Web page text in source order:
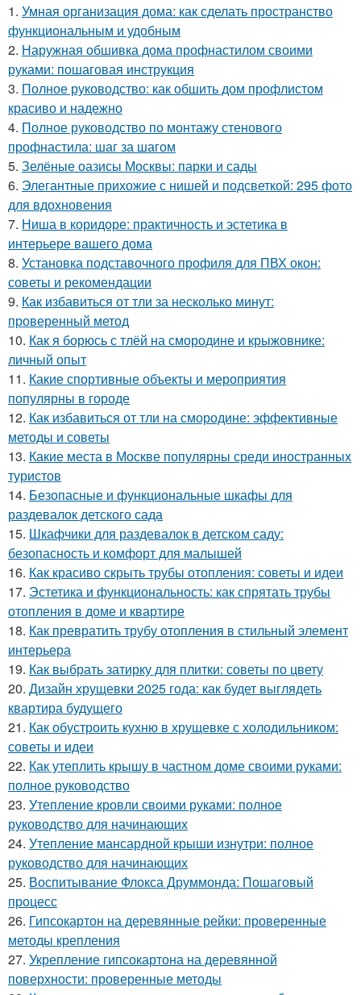
1. Умная организация дома: как сделать пространство
функциональным и удобным
2. Наружная обшивка дома профнастилом своими
руками: пошаговая инструкция
3. Полное руководство: как обшить дом профлистом
красиво и надежно
4. Полное руководство по монтажу стенового
профнастила: шаг за шагом
5. Зелёные оазисы Москвы: парки и сады
6. Элегантные прихожие с нишей и подсветкой: 295 фото
для вдохновения
7. Ниша в коридоре: практичность и эстетика в
интерьере вашего дома
8. Установка подставочного профиля для ПВХ окон:
советы и рекомендации
9. Как избавиться от тли за несколько минут:
проверенный метод
10. Как я борюсь с тлёй на смородине и крыжовнике:
личный опыт
11. Какие спортивные объекты и мероприятия
популярны в городе
12. Как избавиться от тли на смородине: эффективные
методы и советы
13. Какие места в Москве популярны среди иностранных
туристов
14. Безопасные и функциональные шкафы для
раздевалок детского сада
15. Шкафчики для раздевалок в детском саду:
безопасность и комфорт для малышей
16. Как красиво скрыть трубы отопления: советы и идеи
17. Эстетика и функциональность: как спрятать трубы
отопления в доме и квартире
18. Как превратить трубу отопления в стильный элемент
интерьера
19. Как выбрать затирку для плитки: советы по цвету
20. Дизайн хрущевки 2025 года: как будет выглядеть
квартира будущего
21. Как обустроить кухню в хрущевке с холодильником:
советы и идеи
22. Как утеплить крышу в частном доме своими руками:
полное руководство
23. Утепление кровли своими руками: полное
руководство для начинающих
24. Утепление мансардной крыши изнутри: полное
руководство для начинающих
25. Воспитывание Флокса Друммонда: Пошаговый
процесс
26. Гипсокартон на деревянные рейки: проверенные
методы крепления
27. Укрепление гипсокартона на деревянной
поверхности: проверенные методы